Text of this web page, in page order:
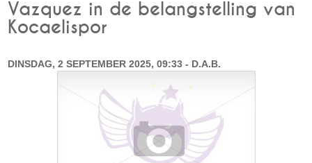
Vazquez in de belangstelling van
Kocaelispor
DINSDAG, 2 SEPTEMBER 2025, 09:33 - D.A.B.